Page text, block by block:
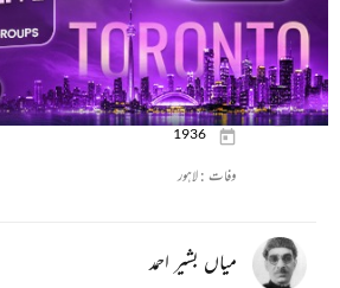
پیدائش :امراوتی وفات :
مولوی شمس الدین
1936
وفات :لاہور
میاں بشیر احمد